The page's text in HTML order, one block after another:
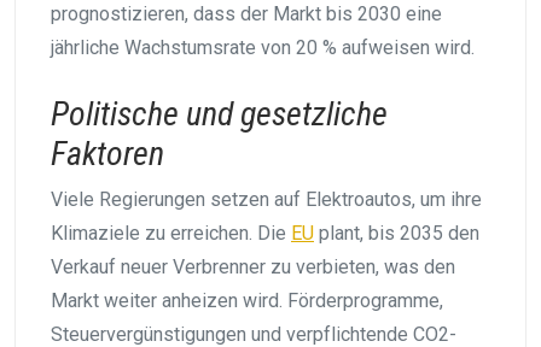
prognostizieren, dass der Markt bis 2030 eine
jährliche Wachstumsrate von 20 % aufweisen wird.
Politische und gesetzliche
Faktoren
Viele Regierungen setzen auf Elektroautos, um ihre
Klimaziele zu erreichen. Die EU plant, bis 2035 den
Verkauf neuer Verbrenner zu verbieten, was den
Markt weiter anheizen wird. Förderprogramme,
Steuervergünstigungen und verpflichtende CO2-